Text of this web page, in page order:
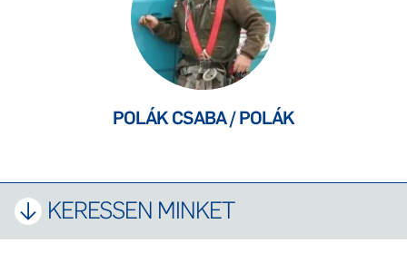
POLÁK CSABA / POLÁK
KERESSEN MINKET